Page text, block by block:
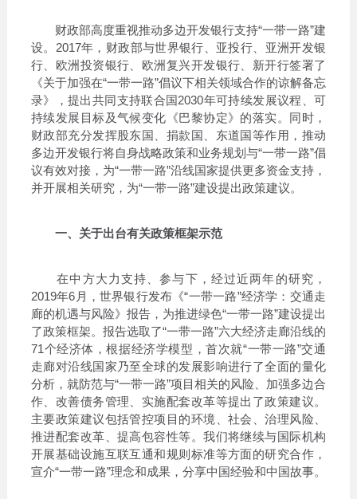
财政部高度重视推动多边开发银行支持“一带一路”建
设。2017年，财政部与世界银行、亚投行、亚洲开发银
行、欧洲投资银行、欧洲复兴开发银行、新开行签署了
《关于加强在“一带一路”倡议下相关领域合作的谅解备忘
录》，提出共同支持联合国2030年可持续发展议程、可
持续发展目标及气候变化《巴黎协定》的落实。同时，
财政部充分发挥股东国、捐款国、东道国等作用，推动
多边开发银行将自身战略政策和业务规划与“一带一路”倡
议有效对接，为“一带一路”沿线国家提供更多资金支持，
并开展相关研究，为“一带一路”建设提出政策建议。
一、关于出台有关政策框架示范
在中方大力支持、参与下，经过近两年的研究，
2019年6月，世界银行发布《“一带一路”经济学：交通走
廊的机遇与风险》报告，为推进绿色“一带一路”建设提出
了政策框架。报告选取了“一带一路”六大经济走廊沿线的
71个经济体，根据经济学模型，首次就“一带一路”交通
走廊对沿线国家乃至全球的发展影响进行了全面的量化
分析，就防范与“一带一路”项目相关的风险、加强多边合
作、改善债务管理、实施配套改革等提出了政策建议。
主要政策建议包括管控项目的环境、社会、治理风险、
推进配套改革、提高包容性等。我们将继续与国际机构
开展基础设施互联互通和规则标准等方面的研究合作，
宣介“一带一路”理念和成果，分享中国经验和中国故事。